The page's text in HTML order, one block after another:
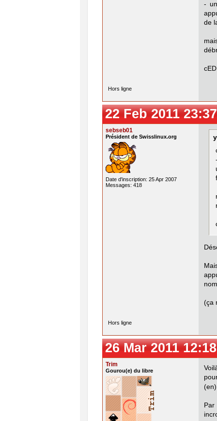
-
de
cED
Hors ligne
22 Feb 2011
sebseb01
Président de Swisslinux.org
Date d'inscription: 25 Apr 2007
Messages: 418
(ça
Hors ligne
26 Mar 2011
Trim
Gourou(e) du libre